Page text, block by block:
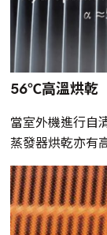
56℃高溫烘乾
當室外機進行自
蒸發器烘乾亦有